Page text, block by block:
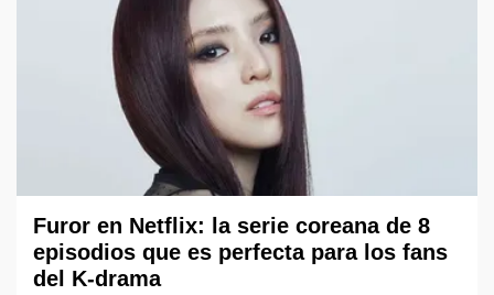
Furor en Netflix: la serie coreana de 8
episodios que es perfecta para los fans
del K-drama